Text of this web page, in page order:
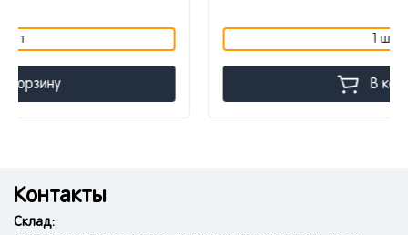
Контакты
Склад: